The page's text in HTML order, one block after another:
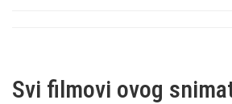
Svi filmovi ovog